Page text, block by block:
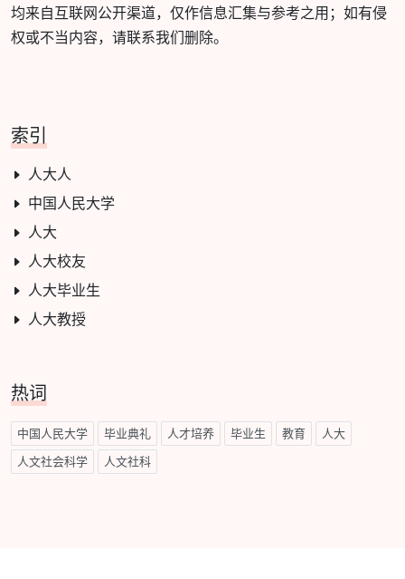
均来自互联网公开渠道，仅作信息汇集与参考之用；如有侵
权或不当内容，请联系我们删除。
索引
人大人
中国人民大学
人大
人大校友
人大毕业生
人大教授
热词
中国人民大学 毕业典礼 人才培养 毕业生 教育 人大
人文社会科学 人文社科